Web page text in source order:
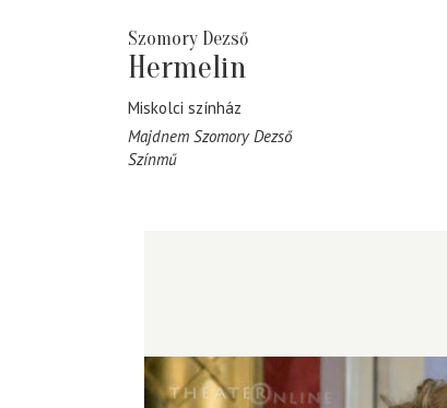
Szomory Dezső
Hermelin
Miskolci színház
Majdnem Szomory Dezső
Színmű